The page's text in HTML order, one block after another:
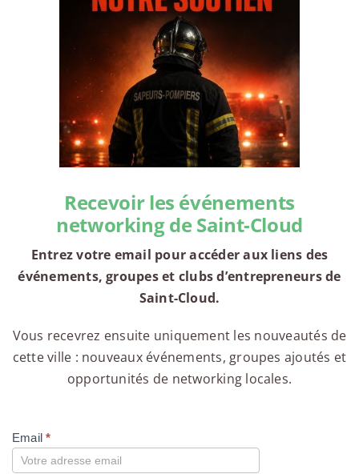
Recevoir les événements
networking de Saint-Cloud
Entrez votre email pour accéder aux liens des
événements, groupes et clubs d’entrepreneurs de
Saint-Cloud.
Vous recevrez ensuite uniquement les nouveautés de
cette ville : nouveaux événements, groupes ajoutés et
opportunités de networking locales.
Compte
Email*